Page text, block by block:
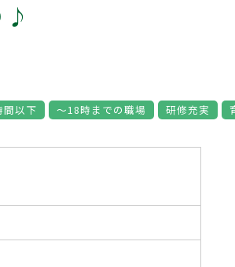
♪
間以下 ～18時までの職場 研修充実